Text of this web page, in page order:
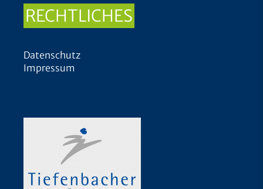
RECHTLICHES
Datenschutz
Impressum